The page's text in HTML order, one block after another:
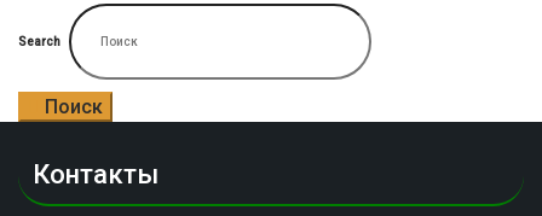
Search
Поиск
Контакты